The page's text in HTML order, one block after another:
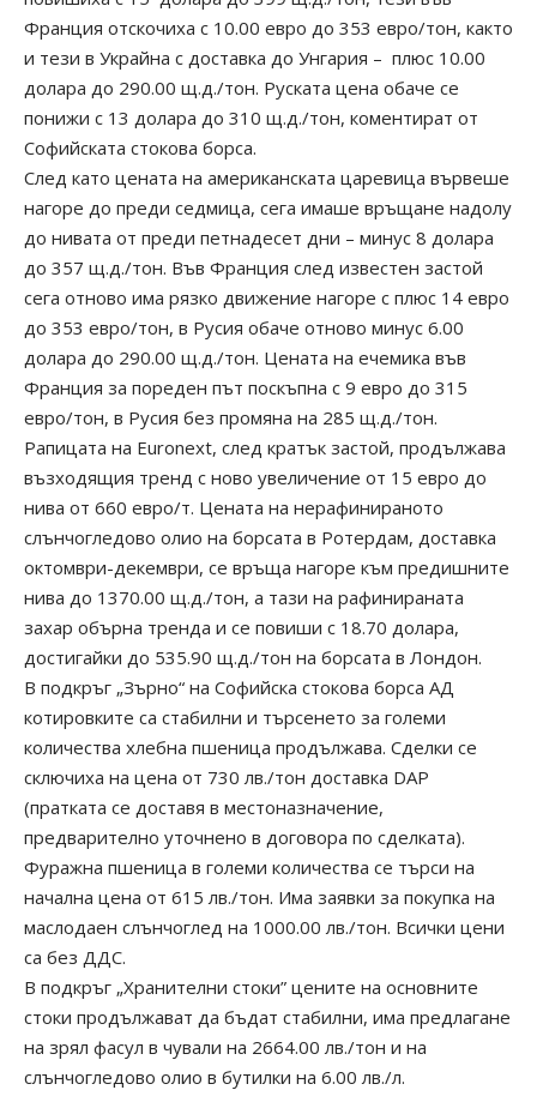
Франция отскочиха с 10.00 евро до 353 евро/тон, както
и тези в Украйна с доставка до Унгария – плюс 10.00
долара до 290.00 щ.д./тон. Руската цена обаче се
понижи с 13 долара до 310 щ.д./тон, коментират от
Софийската стокова борса.
След като цената на американската царевица вървеше
нагоре до преди седмица, сега имаше връщане надолу
до нивата от преди петнадесет дни – минус 8 долара
до 357 щ.д./тон. Във Франция след известен застой
сега отново има рязко движение нагоре с плюс 14 евро
до 353 евро/тон, в Русия обаче отново минус 6.00
долара до 290.00 щ.д./тон. Цената на ечемика във
Франция за пореден път поскъпна с 9 евро до 315
евро/тон, в Русия без промяна на 285 щ.д./тон.
Рапицата на Euronext, след кратък застой, продължава
възходящия тренд с ново увеличение от 15 евро до
нива от 660 евро/т. Цената на нерафинираното
слънчогледово олио на борсата в Ротердам, доставка
октомври-декември, се връща нагоре към предишните
нива до 1370.00 щ.д./тон, а тази на рафинираната
захар обърна тренда и се повиши с 18.70 долара,
достигайки до 535.90 щ.д./тон на борсата в Лондон.
В подкръг „Зърно“ на Софийска стокова борса АД
котировките са стабилни и търсенето за големи
количества хлебна пшеница продължава. Сделки се
сключиха на цена от 730 лв./тон доставка DAP
(пратката се доставя в местоназначение,
предварително уточнено в договора по сделката).
Фуражна пшеница в големи количества се търси на
начална цена от 615 лв./тон. Има заявки за покупка на
маслодаен слънчоглед на 1000.00 лв./тон. Всички цени
са без ДДС.
В подкръг „Хранителни стоки” цените на основните
стоки продължават да бъдат стабилни, има предлагане
на зрял фасул в чували на 2664.00 лв./тон и на
слънчогледово олио в бутилки на 6.00 лв./л.